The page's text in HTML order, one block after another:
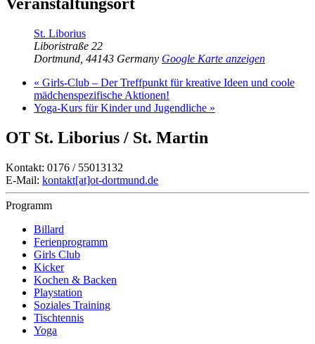
St. Liborius
Liboristraße 22
Dortmund 44143 Germany Google Karte anzeigen
« Girls-Club – Der Treffpunkt für kreative Ideen und coole
mädchenspezifische Aktionen!
Yoga-Kurs für Kinder und Jugendliche »
OT St. Liborius / St. Martin
Kontakt: 0176 / 55013132
E-Mail: kontakt[at]ot-dortmund.de
Programm
Billard
Ferienprogramm
Girls Club
Kicker
Kochen & Backen
Playstation
Soziales Training
Tischtennis
Yoga